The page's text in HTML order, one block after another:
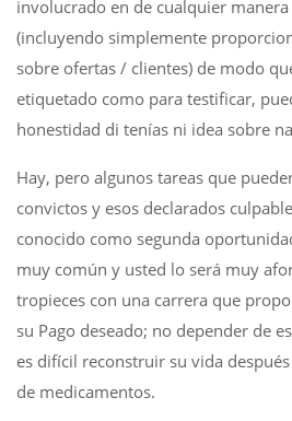
involucrado en de cualquier manera
(incluyendo simplemente
sobre ofertas / clientes) de modo
etiquetado como para testificar,
honestidad di tenías ni idea sobre
Hay, pero algunos tareas que
convictos y esos declarados
conocido como segunda
muy común y usted lo será muy
tropieces con una carrera que
su Pago deseado; no depender de
es difícil reconstruir su vida
de medicamentos.